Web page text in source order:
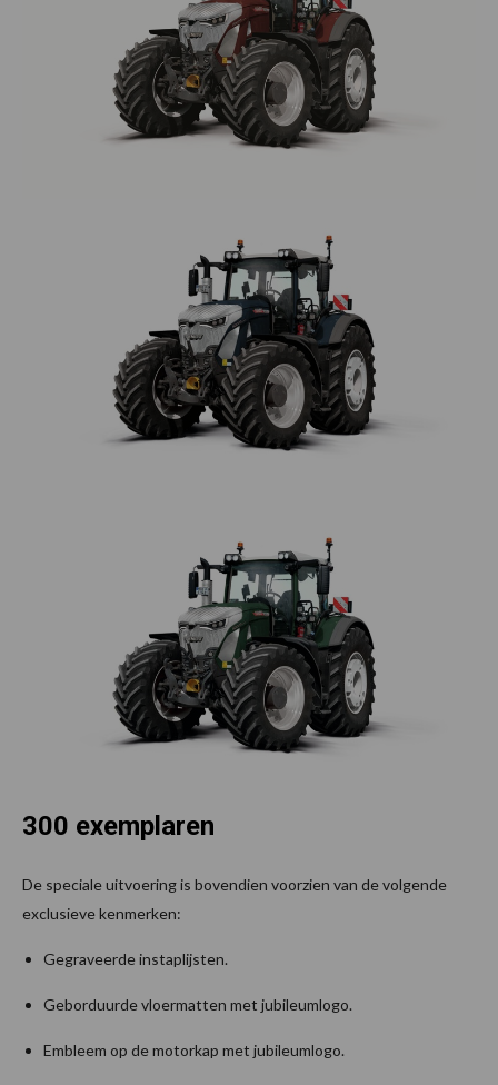
300 exemplaren
De speciale uitvoering is bovendien voorzien van de volgende
exclusieve kenmerken:
Gegraveerde instaplijsten.
Geborduurde vloermatten met jubileumlogo.
Embleem op de motorkap met jubileumlogo.